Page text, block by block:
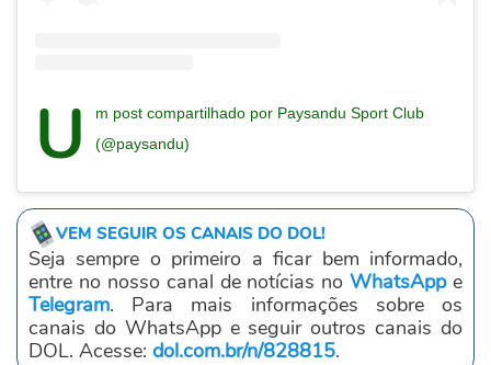
Um post compartilhado por Paysandu Sport Club
(@paysandu)
VEM SEGUIR OS CANAIS DO DOL!
Seja sempre o primeiro a ficar bem informado,
entre no nosso canal de notícias noWhatsAppe
Telegram. Para mais informações sobre os
canais do WhatsApp e seguir outros canais do
DOL. Acesse: dol.com.br/n/828815.